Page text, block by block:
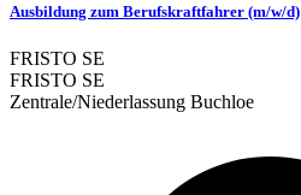
Ausbildung zum Berufskraftfahrer (m/w/d)
FRISTO SE
FRISTO SE
Zentrale/Niederlassung Buchloe